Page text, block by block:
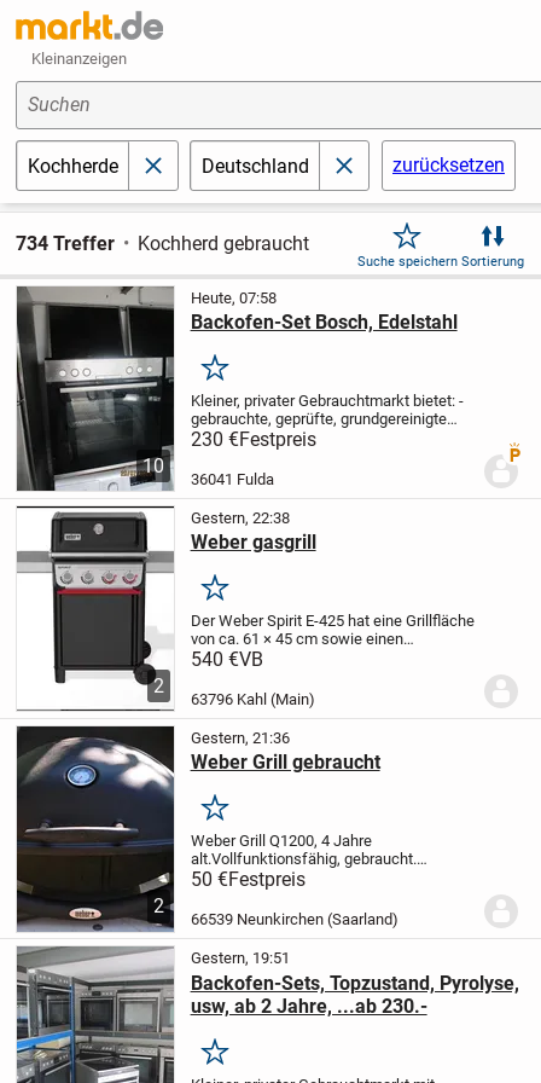
Kleinanzeigen
Suchen
Kochherde schließenDeutschland schließenzurücksetzen
734 Treffer Kochherd gebraucht
Suche speichern Sortierung
10
Heute, 07:58
Backofen-Set Bosch, Edelstahl
Merken
Kleiner, privater Gebrauchtmarkt bietet:-
gebrauchte, geprüfte, grundgereinigte
Haushalts-Großgeräte
Gewährleistung mit privater Service-
AdresseArbeiten rund um die Küche...
230 €Festpreis
36041 Fulda
2
Gestern, 22:38
Weber gasgrill
Merken
Der Weber Spirit E-425 hat eine Grillfläche
von ca. 61 × 45 cm sowie einen
Warmhalterost. Er verfügt über 4
Seitentische bieten ausreichend Platz für
540 €VB
63796 Kahl (Main)
2
Gestern, 21:36
Weber Grill gebraucht
Merken
Weber Grill Q1200, 4 Jahre
alt.Vollfunktionsfähig, gebraucht.
Gesäubert .Incl. Original Untergestell.
50 €Festpreis
66539 Neunkirchen (Saarland)
Gestern, 19:51
Backofen-Sets, Topzustand, Pyrolyse,
usw, ab 2 Jahre, ...ab 230.-
Merken